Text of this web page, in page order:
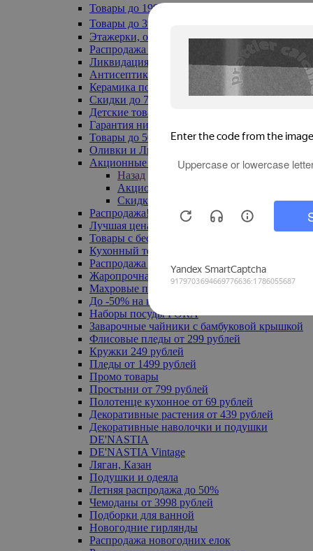
Товары до 199₽
Товары до 399₽
Этажерки, обувницы
Распродажа текстиля до -50%
Ликвидация до -70%
Антисептики
Керамика по 129 руб
Скидки до 70%
Детские товары
Гарантия низкой цены
Товары до 500 руб
Оливки и Лимоны
Акционные товары
Назад
Акционные товары
Скидка 20% по промокоду
Распродажа! Ульяновск до -70%
Лучшая цена
Товары с бесплатной доставкой
Кухонный текстиль
Распродажа до -50%
Жаропрочная посуда
Махровые полотенца
До -50% на ковры
Наборы посуды FORA
Заварочные чайники с бамбуковой крышкой
Флисовые пледы от 299 рублей
Кружки 249 рублей
Пледы от 1499 рублей
Промо товары
Простыни от 799 рублей
Полотенце кухонное от 69 рублей
Декоративные растения от 439 рублей
Декоративные наволочки и подушки
DE'NASTIA
DE'NASTIA Vintage
Ляган, Казан
Подушки и одеяла
Летняя распродажа до 50%
Чемоданы от 3998 рублей
Подборки для ванной
Новогодние гирлянды
Распродажа новогодних елок